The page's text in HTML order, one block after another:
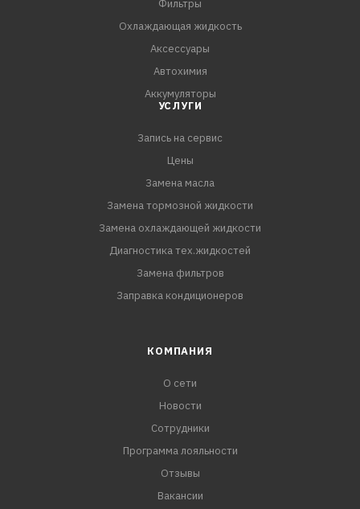
Фильтры
Охлаждающая жидкость
Аксессуары
Автохимия
Аккумуляторы
УСЛУГИ
Запись на сервис
Цены
Замена масла
Замена тормозной жидкости
Замена охлаждающей жидкости
Диагностика тех.жидкостей
Замена фильтров
Заправка кондиционеров
КОМПАНИЯ
О сети
Новости
Сотрудники
Программа лояльности
Отзывы
Вакансии